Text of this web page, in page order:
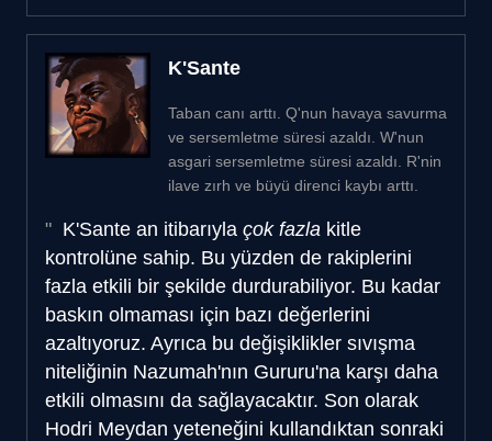
K'Sante
Taban canı arttı. Q'nun havaya savurma
ve sersemletme süresi azaldı. W'nun
asgari sersemletme süresi azaldı. R'nin
ilave zırh ve büyü direnci kaybı arttı.
K'Sante an itibarıyla çok fazla kitle
kontrolüne sahip. Bu yüzden de rakiplerini
fazla etkili bir şekilde durdurabiliyor. Bu kadar
baskın olmaması için bazı değerlerini
azaltıyoruz. Ayrıca bu değişiklikler sıvışma
niteliğinin Nazumah'nın Gururu'na karşı daha
etkili olmasını da sağlayacaktır. Son olarak
Hodri Meydan yeteneğini kullandıktan sonraki